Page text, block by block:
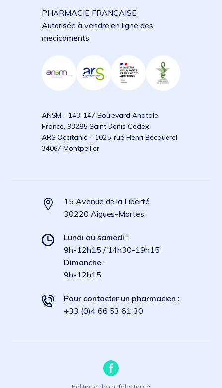
PHARMACIE FRANÇAISE
Autorisée à vendre en ligne des
médicaments
ANSM - 143-147 Boulevard Anatole
France, 93285 Saint Denis Cedex
ARS Occitanie - 1025, rue Henri Becquerel,
34067 Montpellier
15 Avenue de la Liberté
30220 Aigues-Mortes
Lundi au samedi :
9h-12h15 / 14h30-19h15
Dimanche :
9h-12h15
Pour contacter un pharmacien :
+33 (0)4 66 53 61 30
Politique de confidentialité